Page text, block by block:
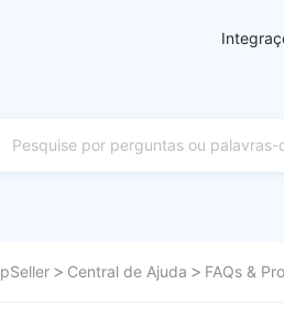
Central de Ajuda FAQs &